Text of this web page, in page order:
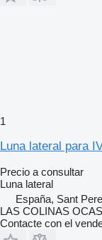
1
Luna lateral para
Precio a consultar
Luna lateral
España, Sant
LAS COLINAS
Contacte con el